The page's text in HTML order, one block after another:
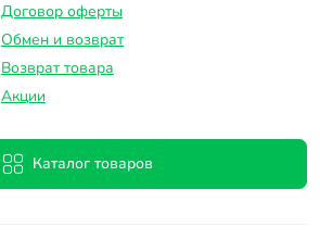
Договор оферты
Обмен и возврат
Возврат товара
Акции
Каталог товаров